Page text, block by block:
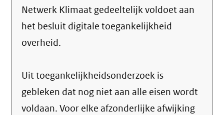
Netwerk Klimaat gedeeltelijk voldoet aan
het besluit digitale toegankelijkheid
overheid.
Uit toegankelijkheidsonderzoek is
gebleken dat nog niet aan alle eisen wordt
voldaan. Voor elke afzonderlijke afwijking